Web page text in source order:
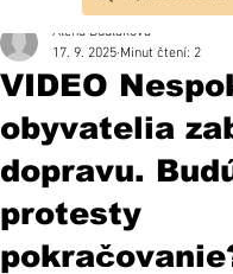
VIDEO
obyvatelia
dopravu.
protesty
Alena Dudláková
17. 9. 2025 Minut čtení: 2